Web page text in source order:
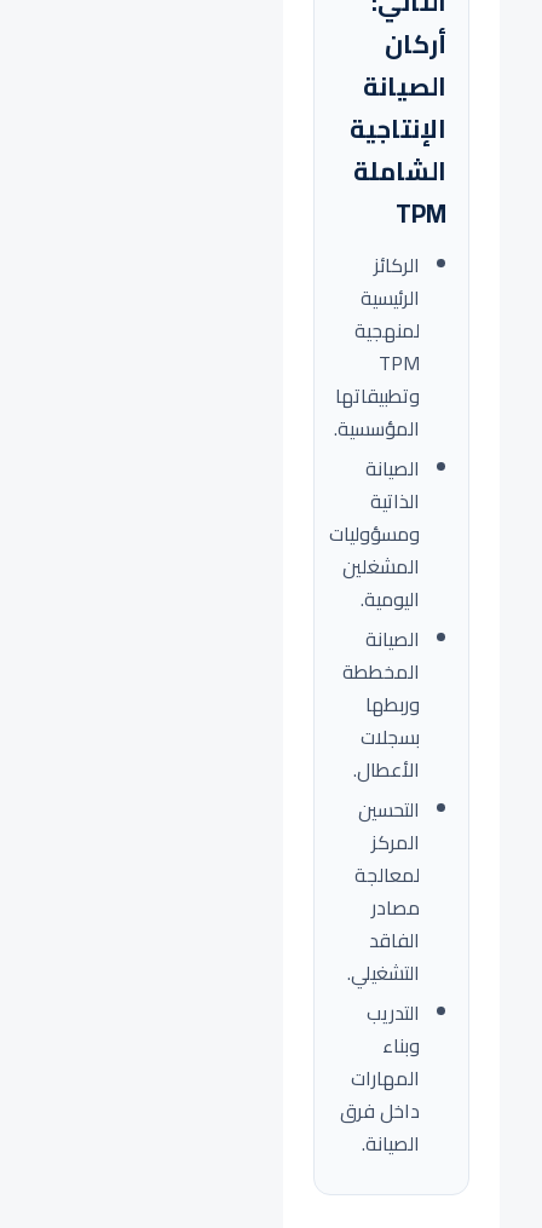
أركان
الصيانة
الإنتاجية
الشاملة
TPM
الركائز
الرئيسية
لمنهجية
TPM
وتطبيقاتها
المؤسسية.
الصيانة
الذاتية
ومسؤوليات
المشغلين
اليومية.
الصيانة
المخططة
وربطها
بسجلات
الأعطال.
التحسين
المركز
لمعالجة
مصادر
الفاقد
التشغيلي.
التدريب
وبناء
المهارات
داخل فرق
الصيانة.